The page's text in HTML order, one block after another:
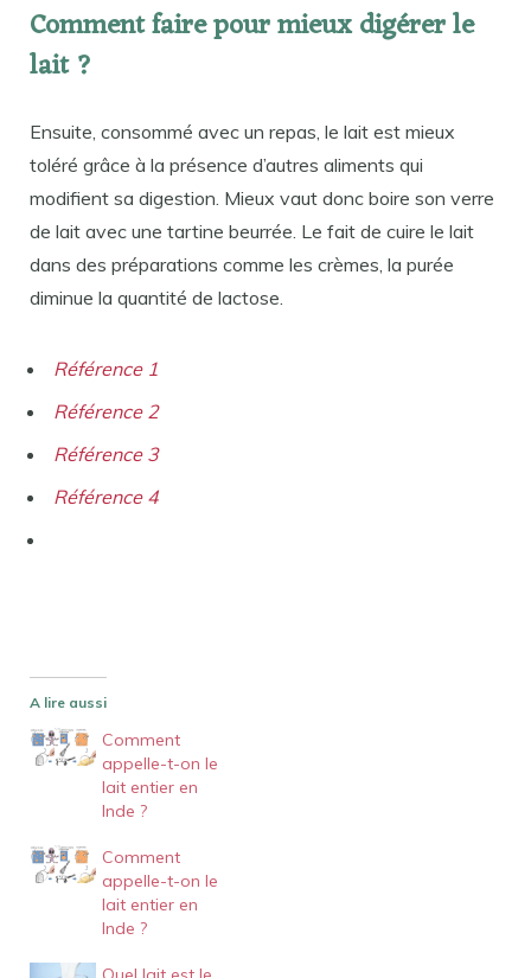
Comment faire pour mieux digérer le
lait ?
Ensuite, consommé avec un repas, le lait est mieux
toléré grâce à la présence d’autres aliments qui
modifient sa digestion. Mieux vaut donc boire son verre
de lait avec une tartine beurrée. Le fait de cuire le lait
dans des préparations comme les crèmes, la purée
diminue la quantité de lactose.
Référence 1
Référence 2
Référence 3
Référence 4
A lire aussi
Comment
appelle-t-on le
lait entier en
Inde ?
Comment
appelle-t-on le
lait entier en
Inde ?